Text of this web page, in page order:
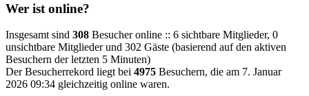
Wer ist online?
Insgesamt sind 308 Besucher online :: 6 sichtbare Mitglieder, 0
unsichtbare Mitglieder und 302 Gäste (basierend auf den aktiven
Besuchern der letzten 5 Minuten)
Der Besucherrekord liegt bei 4975 Besuchern, die am 7. Januar
2026 09:34 gleichzeitig online waren.